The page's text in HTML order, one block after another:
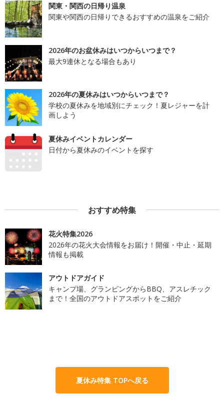
関東・関西の日帰り温泉
関東や関西の日帰りできるおすすめの温泉をご紹介
2026年のお盆休みはいつからいつまで？
最大9連休となる場合もあり
2026年の夏休みはいつからいつまで？
学校の夏休みを地域別にチェック！夏レジャーを計
画しよう
夏休みイベントカレンダー
日付から夏休みのイベントを探す
おすすめ特集
花火特集2026
2026年の花火大会情報をお届け！開催・中止・延期
情報も掲載
アウトドアガイド
キャンプ場、グランピングからBBQ、アスレチック
まで！全国のアウトドアスポットをご紹介
夏休み特集 TOPへ戻る